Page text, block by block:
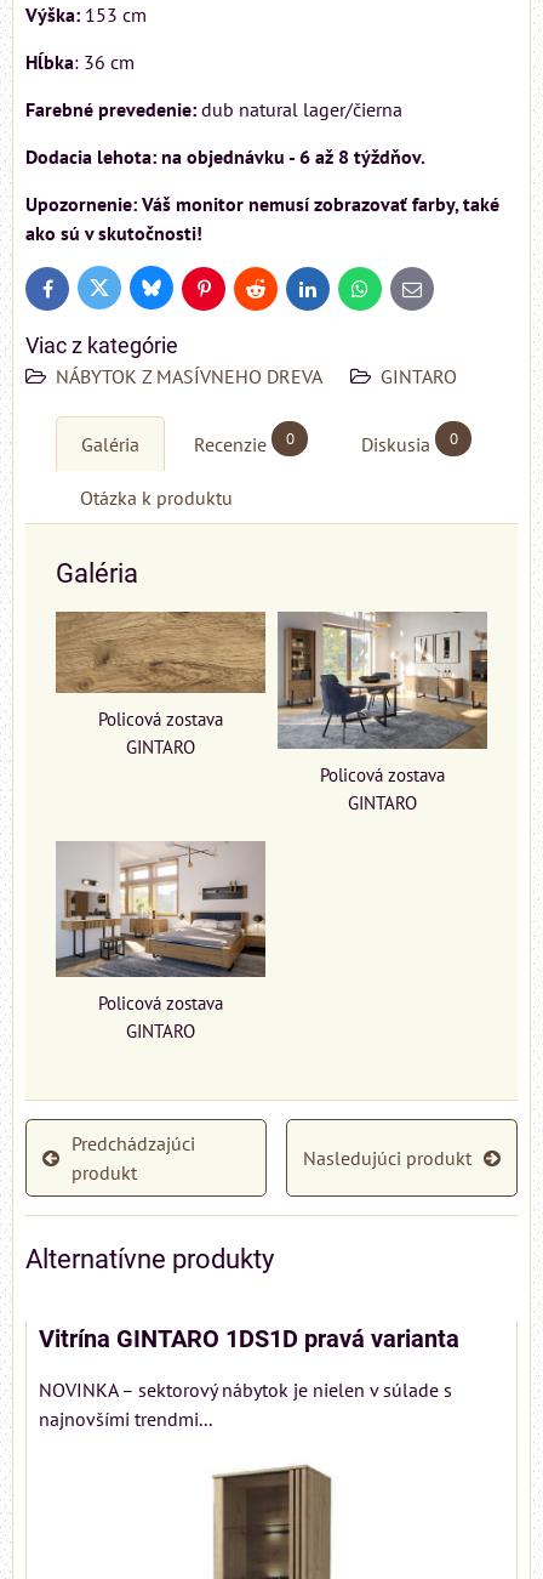
Výška: 153 cm
Hĺbka: 36 cm
Farebné prevedenie: dub natural lager/čierna
Dodacia lehota: na objednávku - 6 až 8 týždňov.
Upozornenie: Váš monitor nemusí zobrazovať farby, také
ako sú v skutočnosti!
FacebookTwitter BlueskyPinterestReddit LinkedInWhatsApp
E-
mail
Viac z kategórie
NÁBYTOK Z MASÍVNEHO DREVA GINTARO
Galéria Recenzie 0 Diskusia 0
Otázka k produktu
Galéria
Policová zostava
GINTARO
Policová zostava
GINTARO
Policová zostava
GINTARO
Predchádzajúci
produkt
Nasledujúci produkt
Alternatívne produkty
Vitrína GINTARO 1DS1D pravá varianta
NOVINKA – sektorový nábytok je nielen v súlade s
najnovšími trendmi...